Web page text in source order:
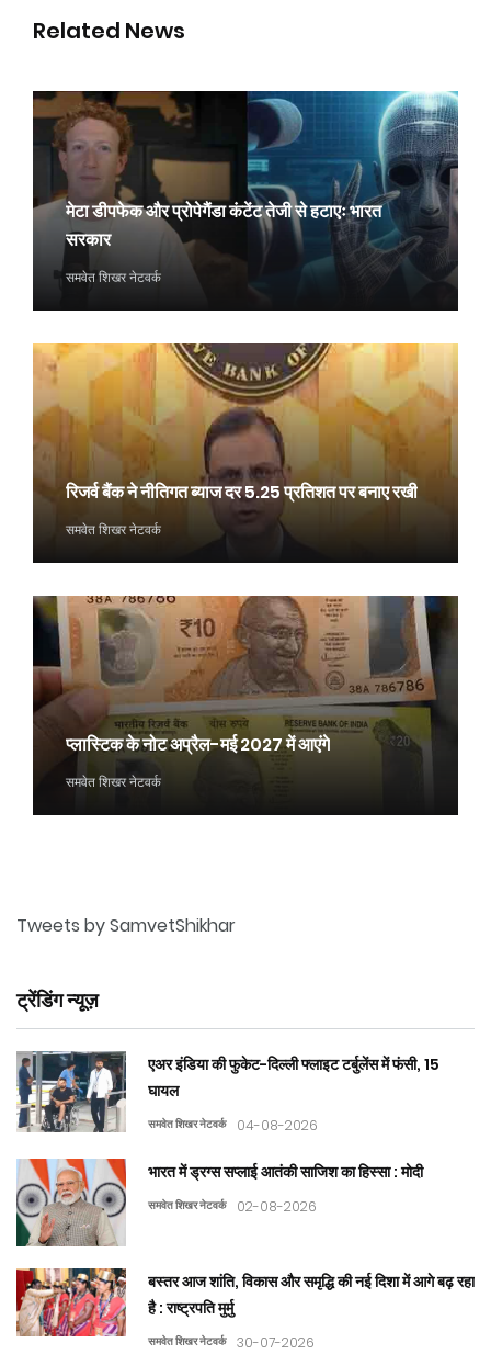
Related News
मेटा डीपफेक और प्रोपेगैंडा कंटेंट तेजी से हटाएः भारत
सरकार
समवेत शिखर नेटवर्क
रिजर्व बैंक ने नीतिगत ब्याज दर 5.25 प्रतिशत पर बनाए रखी
समवेत शिखर नेटवर्क
प्लास्टिक के नोट अप्रैल-मई 2027 में आएंगे
समवेत शिखर नेटवर्क
Tweets by SamvetShikhar
ट्रेंडिंग न्यूज़
एअर इंडिया की फुकेट-दिल्ली फ्लाइट टर्बुलेंस में फंसी, 15
घायल
समवेत शिखर नेटवर्क 04-08-2026
भारत में ड्रग्स सप्लाई आतंकी साजिश का हिस्सा : मोदी
समवेत शिखर नेटवर्क 02-08-2026
बस्तर आज शांति, विकास और समृद्धि की नई दिशा में आगे बढ़ रहा
है : राष्ट्रपति मुर्मु
समवेत शिखर नेटवर्क 30-07-2026